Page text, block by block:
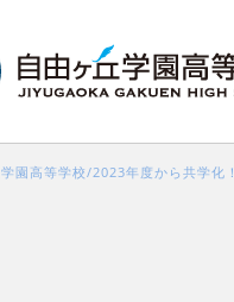
学園高等学校/2023年度から共学化！